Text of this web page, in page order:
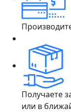
Получаете
или в